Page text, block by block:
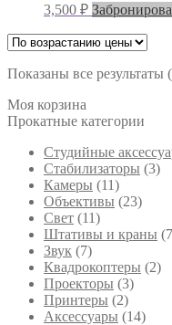
3,500 ₽
Показаны все результаты
Моя корзина
Прокатные категории
Студийные
Стабилизаторы (3)
Камеры (11)
Объективы (23)
Свет (11)
Штативы и краны
Звук (7)
Квадрокоптеры (2)
Проекторы (3)
Принтеры (2)
Аксессуары (14)